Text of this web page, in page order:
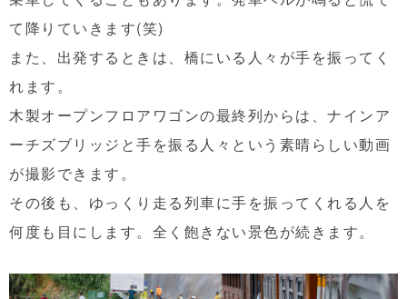
て降りていきます(笑)
また、出発するときは、橋にいる人々が手を振ってく
れます。
木製オープンフロアワゴンの最終列からは、ナインア
ーチズブリッジと手を振る人々という素晴らしい動画
が撮影できます。
その後も、ゆっくり走る列車に手を振ってくれる人を
何度も目にします。全く飽きない景色が続きます。